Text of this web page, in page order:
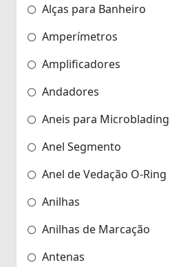
Alças para Banheiro
Amperímetros
Amplificadores
Andadores
Aneis para Microblading
Anel Segmento
Anel de Vedação O-Ring
Anilhas
Anilhas de Marcação
Antenas